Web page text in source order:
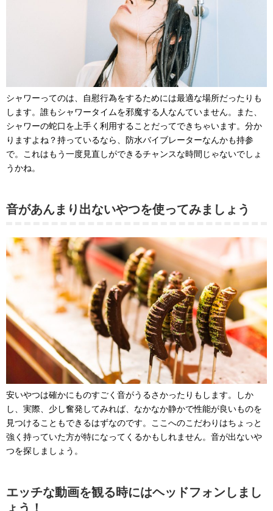
シャワーってのは、自慰行為をするためには最適な場所だったりも
します。誰もシャワータイムを邪魔する人なんていません。また、
シャワーの蛇口を上手く利用することだってできちゃいます。分か
りますよね？持っているなら、防水バイブレーターなんかも持参
で。これはもう一度見直しができるチャンスな時間じゃないでしょ
うかね。
音があんまり出ないやつを使ってみましょう
安いやつは確かにものすごく音がうるさかったりもします。しか
し、実際、少し奮発してみれば、なかなか静かで性能が良いものを
見つけることもできるはずなのです。ここへのこだわりはちょっと
強く持っていた方が特になってくるかもしれません。音が出ないや
つを探しましょう。
エッチな動画を観る時にはヘッドフォンしまし
ょう！